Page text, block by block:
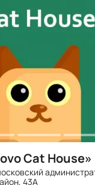
Cat House»
43А